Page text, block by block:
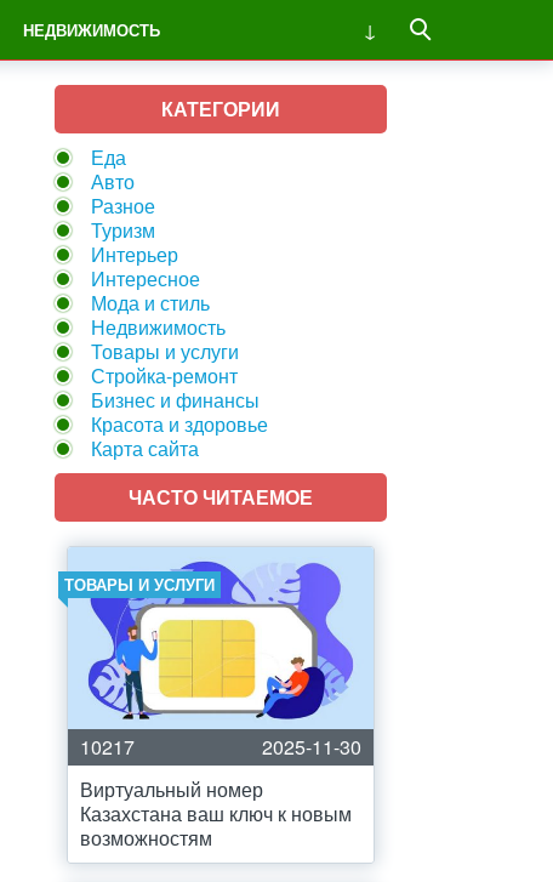
НЕДВИЖИМОСТЬ
КАТЕГОРИИ
Еда
Авто
Разное
Туризм
Интерьер
Интересное
Мода и стиль
Недвижимость
Товары и услуги
Стройка-ремонт
Бизнес и финансы
Красота и здоровье
Карта сайта
ЧАСТО ЧИТАЕМОЕ
ТОВАРЫ И УСЛУГИ
10217
2025-11-30
Виртуальный номер
Казахстана ваш ключ к новым
возможностям